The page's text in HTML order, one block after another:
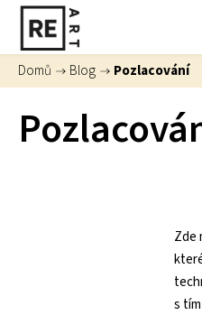
Domů / Blog / Pozlacování
Zde
s